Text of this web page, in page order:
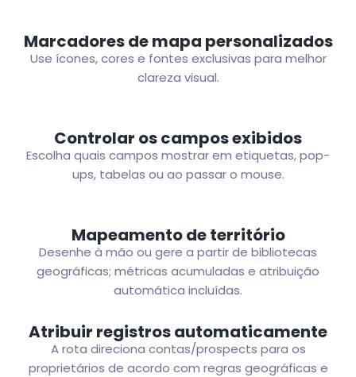
Marcadores de mapa personalizados
Use ícones, cores e fontes exclusivas para melhor
clareza visual.
Controlar os campos exibidos
Escolha quais campos mostrar em etiquetas, pop-
ups, tabelas ou ao passar o mouse.
Mapeamento de território
Desenhe à mão ou gere a partir de bibliotecas
geográficas; métricas acumuladas e atribuição
automática incluídas.
Atribuir registros automaticamente
A rota direciona contas/prospects para os
proprietários de acordo com regras geográficas e